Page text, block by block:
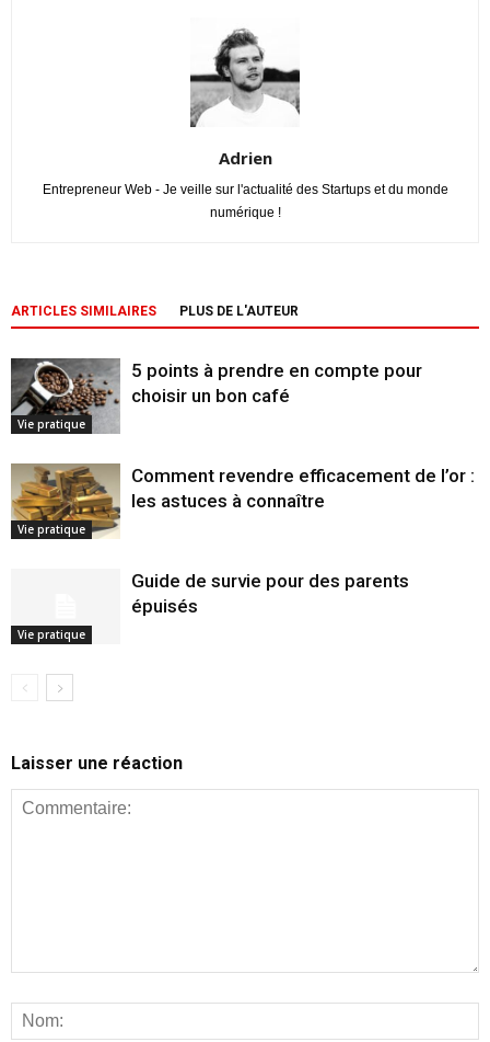
Adrien
Entrepreneur Web - Je veille sur l'actualité des Startups et du monde
numérique !
ARTICLES SIMILAIRES PLUS DE L'AUTEUR
Vie pratique
5 points à prendre en compte pour
choisir un bon café
Vie pratique
Comment revendre efficacement de l’or :
les astuces à connaître
Vie pratique
Guide de survie pour des parents
épuisés
Laisser une réaction